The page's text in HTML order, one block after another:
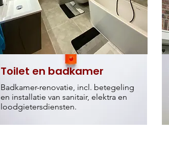
Toilet en badkamer
Badkamer-renovatie, incl. betegeling
en installatie van sanitair, elektra en
loodgietersdiensten.